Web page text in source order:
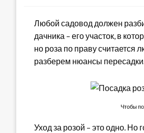
Любой садовод должен
дачника – его участок, в
но роза по праву считается
разберем нюансы
Чтобы
Уход за розой – это одно. Но